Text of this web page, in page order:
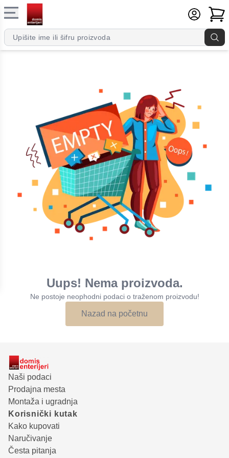
Uups! Nema proizvoda.
Ne postoje neophodni podaci o traženom proizvodu!
Nazad na početnu
Naši podaci
Prodajna mesta
Montaža i ugradnja
Korisnički kutak
Kako kupovati
Naručivanje
Česta pitanja